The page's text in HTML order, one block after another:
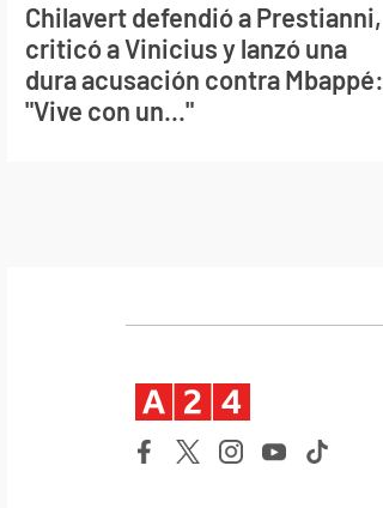
Chilavert defendió a Prestianni,
criticó a Vinicius y lanzó una
dura acusación contra Mbappé:
"Vive con un..."